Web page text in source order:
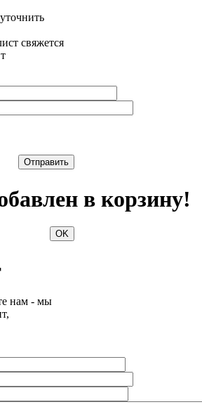
свяжется
Отправить
в корзину!
OK
нам - мы